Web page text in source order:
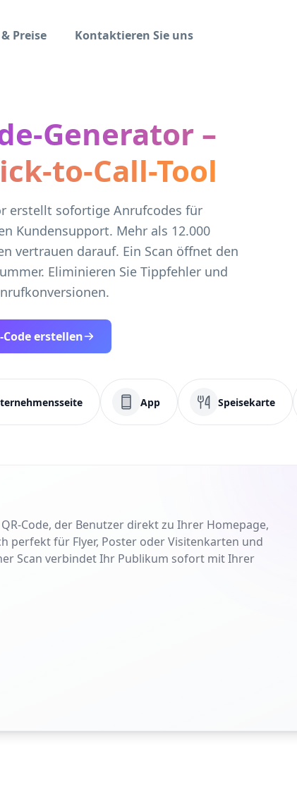
Preise Kontaktieren Sie uns
Generator –
to-Call-Tool
erstellt sofortige Anrufcodes für
Kundensupport. Mehr als 12.000
vertrauen darauf. Ein Scan öffnet den
Eliminieren Sie Tippfehler und
erstellen
App Speisekarte
Code, der Benutzer direkt zu Ihrer Homepage,
perfekt für Flyer, Poster oder Visitenkarten und
Scan verbindet Ihr Publikum sofort mit Ihrer